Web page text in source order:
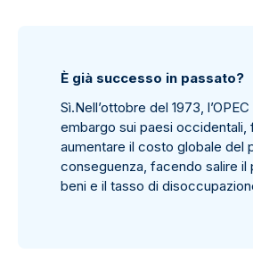
È già successo in passato?
Sì.Nell’ottobre del 1973,
embargo sui paesi occidentali,
aumentare il costo globale del
conseguenza, facendo salire il
beni e il tasso di